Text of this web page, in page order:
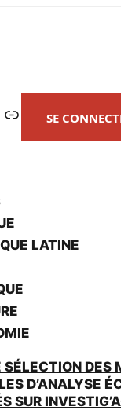
Lien SE
LATINE
SÉLECTION DES
D’ANALYSE
SUR